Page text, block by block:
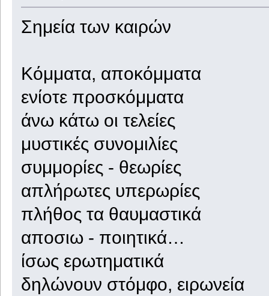
Σημεία των καιρών
Κόμματα, αποκόμματα
ενίοτε προσκόμματα
άνω κάτω οι τελείες
μυστικές συνομιλίες
συμμορίες - θεωρίες
απλήρωτες υπερωρίες
πλήθος τα θαυμαστικά
αποσιω - ποιητικά…
ίσως ερωτηματικά
δηλώνουν στόμφο, ειρωνεία